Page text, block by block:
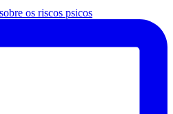
os riscos psicos